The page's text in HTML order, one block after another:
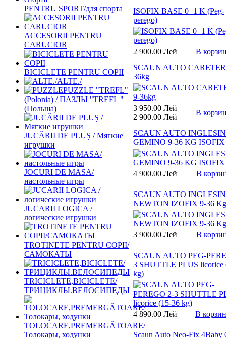
ISOFIX BASE 0+1 K (Peg-
perego)
2 900.00 Лей
В
SCAUN AUTO
36kg
3 950.00 Лей
2 900.00 Лей
В
SCAUN AUTO
GEMINO 9-36 KG ISOFIX
4 900.00 Лей В
SCAUN AUTO
NEWTON IZOFIX 9-36
3 900.00 Лей В
SCAUN AUTO PEG-
3 SHUTTLE PLUS licorice
kg)
4 890.00 Лей В
Scaun Auto Neo-Fix 4Baby
PENTRU SPORT/для спорта
ACCESORII PENTRU
CARUCIOR
BICICLETE PENTRU COPII
ALTE./
PUZZLE "TREFL"
(Polonia) / ПАЗЛЫ "TREFL "
(Польша)
JUCĂRII DE PLUȘ / Мягкие
игрушки
JOCURI DE MASA/
настольные игры
JUCARII LOGICA /
логические игрушки
TROTINETE PENTRU COPII/
САМОКАТЫ
TRICICLETE,BICICLETE/
ТРИЦИКЛЫ.ВЕЛОСИПЕДЫ
TOLOCARE,PREMERGĂTOARE/
Толокары, ходунки